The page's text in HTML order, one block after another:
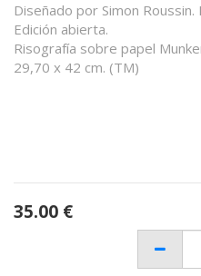
Diseñado por Simon
Edición abierta.
Risografía sobre papel
29,70 x 42 cm. (TM)
35.00 €